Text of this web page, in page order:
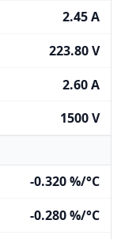
2.45 A
223.80 V
2.60 A
1500 V
-0.320 %/°C
-0.280 %/°C